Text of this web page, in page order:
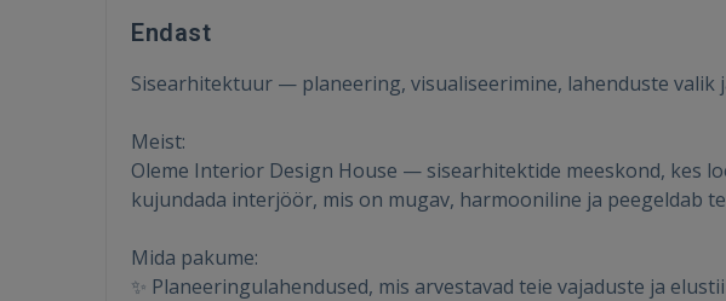
Endast
Sisearhitektuur — planeering, visualiseerimine, lahenduste valik
Meist:
Oleme Interior Design House — sisearhitektide meeskond, kes
kujundada interjöör, mis on mugav, harmooniline ja peegeldab
Mida pakume:
✨ Planeeringulahendused, mis arvestavad teie vajaduste ja